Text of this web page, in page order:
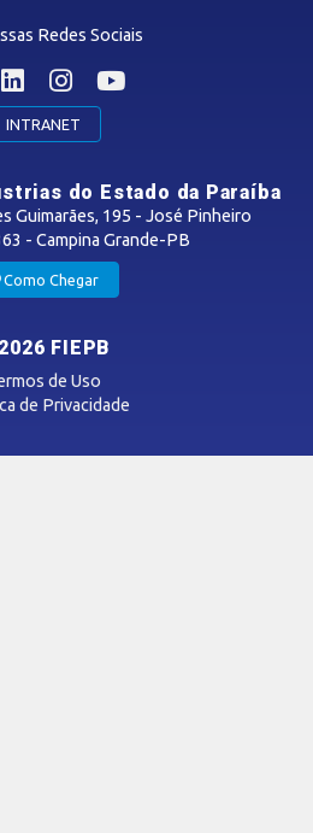
Redes Sociais
INTRANET
do Estado da Paraíba
Guimarães, 195 - José Pinheiro
- Campina Grande-PB
Como Chegar
FIEPB
de Uso
de Privacidade